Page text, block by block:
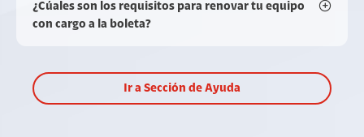
¿Cúales son los requisitos para renovar tu equipo
con cargo a la boleta?
Ir a Sección de Ayuda